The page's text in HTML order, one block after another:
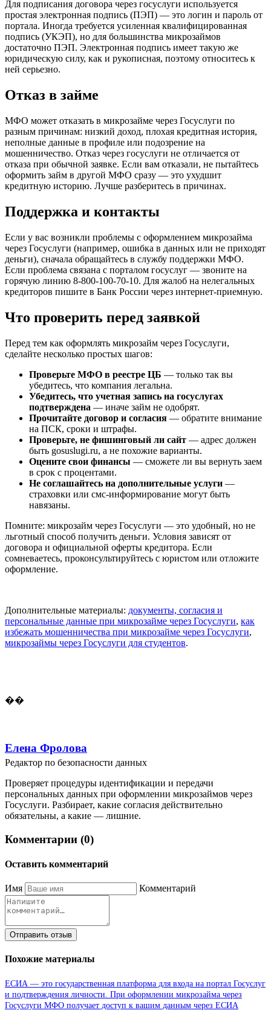
Для подписания договора через госуслуги используется
простая электронная подпись (ПЭП) — это логин и пароль от
портала. Иногда требуется усиленная квалифицированная
подпись (УКЭП), но для большинства микрозаймов
достаточно ПЭП. Электронная подпись имеет такую же
юридическую силу, как и рукописная, поэтому относитесь к
ней серьезно.
Отказ в займе
МФО может отказать в микрозайме через Госуслуги по
разным причинам: низкий доход, плохая кредитная история,
неполные данные в профиле или подозрение на
мошенничество. Отказ через госуслуги не отличается от
отказа при обычной заявке. Если вам отказали, не пытайтесь
оформить займ в другой МФО сразу — это ухудшит
кредитную историю. Лучше разберитесь в причинах.
Поддержка и контакты
Если у вас возникли проблемы с оформлением микрозайма
через Госуслуги (например, ошибка в данных или не приходят
деньги), сначала обращайтесь в службу поддержки МФО.
Если проблема связана с порталом госуслуг — звоните на
горячую линию 8-800-100-70-10. Для жалоб на нелегальных
кредиторов пишите в Банк России через интернет-приемную.
Что проверить перед заявкой
Перед тем как оформлять микрозайм через Госуслуги,
сделайте несколько простых шагов:
Проверьте МФО в реестре ЦБ — только так вы
убедитесь, что компания легальна.
Убедитесь, что учетная запись на госуслугах
подтверждена — иначе займ не одобрят.
Прочитайте договор и согласия — обратите внимание
на ПСК, сроки и штрафы.
Проверьте, не фишинговый ли сайт — адрес должен
быть gosuslugi.ru, а не похожие варианты.
Оцените свои финансы — сможете ли вы вернуть заем
в срок с процентами.
Не соглашайтесь на дополнительные услуги —
страховки или смс-информирование могут быть
навязаны.
Помните: микрозайм через Госуслуги — это удобный, но не
льготный способ получить деньги. Условия зависят от
договора и официальной оферты кредитора. Если
сомневаетесь, проконсультируйтесь с юристом или отложите
оформление.
Дополнительные материалы: документы, согласия и
персональные данные при микрозайме через Госуслуги, как
избежать мошенничества при микрозайме через Госуслуги,
микрозаймы через Госуслуги для студентов.
��
Елена Фролова
Редактор по безопасности данных
Проверяет процедуры идентификации и передачи
персональных данных при оформлении микрозаймов через
Госуслуги. Разбирает, какие согласия действительно
обязательны, а какие — лишние.
Комментарии (0)
Оставить комментарий
Имя Комментарий
Отправить отзыв
Похожие материалы
ЕСИА — это государственная платформа для входа на портал Госуслуг
и подтверждения личности. При оформлении микрозайма через
Госуслуги МФО получает доступ к вашим данным через ЕСИА